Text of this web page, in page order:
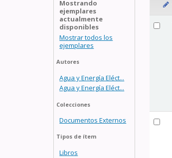
Mostrando
ejemplares
actualmente
disponibles
Mostrar todos los
ejemplares
Autores
Agua y Energía Eléct...
Agua y Energía Eléct...
Colecciones
Documentos Externos
Tipos de ítem
Libros